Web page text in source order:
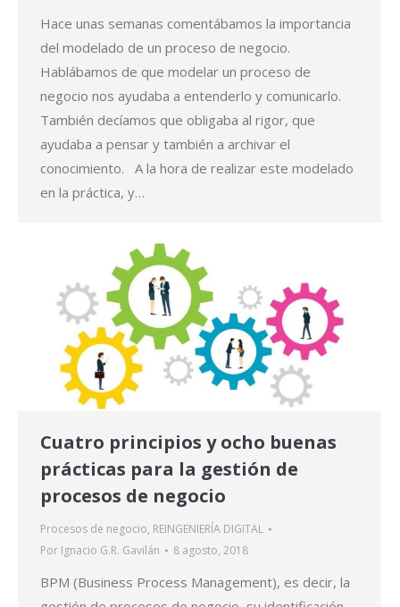
Hace unas semanas comentábamos la importancia
del modelado de un proceso de negocio.
Hablábamos de que modelar un proceso de
negocio nos ayudaba a entenderlo y comunicarlo.
También decíamos que obligaba al rigor, que
ayudaba a pensar y también a archivar el
conocimiento. A la hora de realizar este modelado
en la práctica, y…
Cuatro principios y ocho buenas
prácticas para la gestión de
procesos de negocio
Procesos de negocio, REINGENIERÍA DIGITAL
Por Ignacio G.R. Gavilán 8 agosto, 2018
BPM (Business Process Management), es decir, la